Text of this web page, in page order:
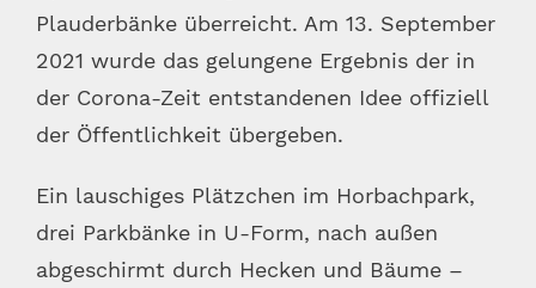
Plauderbänke überreicht. Am 13. September
2021 wurde das gelungene Ergebnis der in
der Corona-Zeit entstandenen Idee offiziell
der Öffentlichkeit übergeben.
Ein lauschiges Plätzchen im Horbachpark,
drei Parkbänke in U-Form, nach außen
abgeschirmt durch Hecken und Bäume –